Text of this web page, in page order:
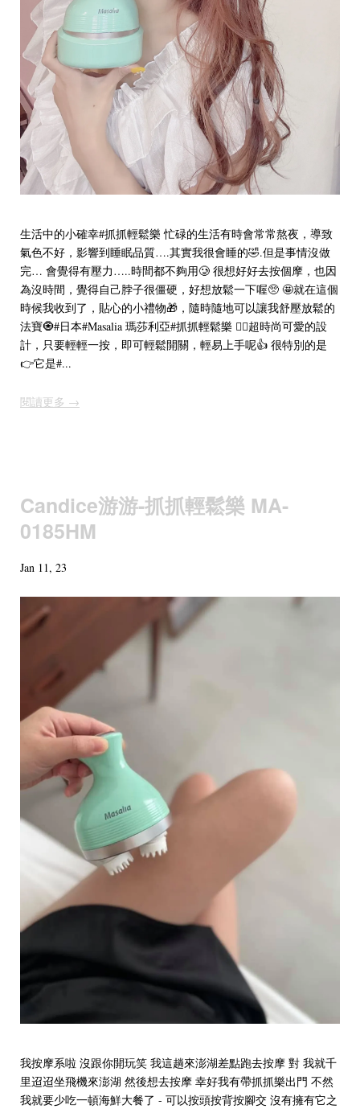
生活中的小確幸#抓抓輕鬆樂 忙碌的生活有時會常常熬夜，導致
氣色不好，影響到睡眠品質….其實我很會睡的🤣.但是事情沒做
完… 會覺得有壓力…..時間都不夠用🥲 很想好好去按個摩，也因
為沒時間，覺得自己脖子很僵硬，好想放鬆一下喔🥺 🤩就在這個
時候我收到了，貼心的小禮物🎁，隨時隨地可以讓我舒壓放鬆的
法寶🧿#日本#Masalia 瑪莎利亞#抓抓輕鬆樂 ❤️‍🔥超時尚可愛的設
計，只要輕輕一按，即可輕鬆開關，輕易上手呢👍 很特別的是
👉它是#...
閱讀更多 →
Candice游游-抓抓輕鬆樂 MA-
0185HM
Jan 11, 23
我按摩系啦 沒跟你開玩笑 我這趟來澎湖差點跑去按摩 對 我就千
里迢迢坐飛機來澎湖 然後想去按摩 幸好我有帶抓抓樂出門 不然
我就要少吃一頓海鮮大餐了 - 可以按頭按背按腳交 沒有擁有它之